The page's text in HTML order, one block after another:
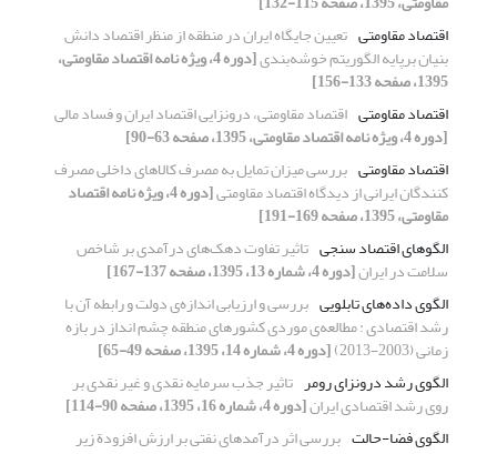
اقتصاد مقاومتی تعیین جایگاه ایران در منطقه از منظر اقتصاد دانش
بنیان برپایه الگوریتم خوشه‌بندی [دوره 4، ویژه نامه اقتصاد مقاومتی،
1395، صفحه 133-156]
اقتصاد مقاومتی اقتصاد مقاومتی، درونزایی اقتصاد ایران و فساد مالی
[دوره 4، ویژه نامه اقتصاد مقاومتی، 1395، صفحه 63-90]
اقتصاد مقاومتی بررسی میزان تمایل به مصرف کالاهای داخلی مصرف
کنندگان ایرانی از دیدگاه اقتصاد مقاومتی [دوره 4، ویژه نامه اقتصاد
مقاومتی، 1395، صفحه 169-191]
الگوهای اقتصاد سنجی تاثیر تفاوت دهک‌های درآمدی بر شاخص
سلامت در ایران[دوره 4، شماره 13، 1395، صفحه 137-167]
الگوی داده‌های تابلویی بررسی و ارزیابی اندازه‌ی دولت و رابطه آن با
رشد اقتصادی : مطالعه‌ی موردی کشورهای منطقه چشم انداز در بازه
زمانی (2003-2013)
[دوره 4، شماره 14، 1395، صفحه 49-65]
الگوی رشد درونزای رومر تاثیر جذب سرمایه نقدی و غیر نقدی بر
روی رشد اقتصادی ایران[دوره 4، شماره 16، 1395، صفحه 90-114]
الگوی فضا-حالت بررسی اثر درآمدهای نفتی بر ارزش افزودة زیر